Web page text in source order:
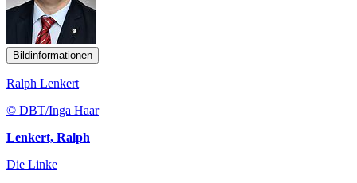
Bildinformationen
Ralph Lenkert
© DBT/Inga Haar
Lenkert, Ralph
Die Linke